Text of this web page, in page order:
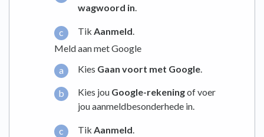
wagwoord in.
Tik Aanmeld.
Meld aan met Google
Kies Gaan voort met Google
Kies jou Google-rekeningof voer
jou aanmeldbesonderhede in.
Tik Aanmeld.